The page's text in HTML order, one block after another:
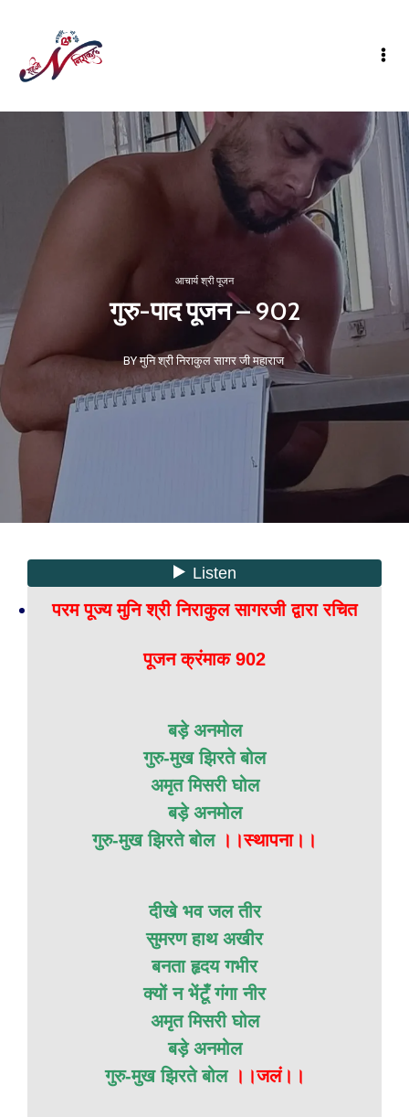
आचार्य श्री पूजन
गुरु-पाद पूजन – 902
BY मुनि श्री निराकुल सागर जी महाराज
परम पूज्य मुनि श्री निराकुल सागरजी द्वारा रचित
पूजन क्रंमाक 902
बड़े अनमोल
गुरु-मुख झिरते बोल
अमृत मिसरी घोल
बड़े अनमोल
गुरु-मुख झिरते बोल ।।स्थापना।।
दीखे भव जल तीर
सुमरण हाथ अखीर
बनता हृदय गभीर
क्यों न भेंटूँ गंगा नीर
अमृत मिसरी घोल
बड़े अनमोल
गुरु-मुख झिरते बोल।।जलं।।